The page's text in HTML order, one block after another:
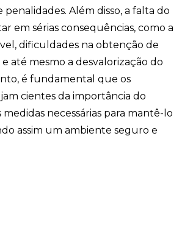
Além disso, a falta do
em sérias consequências, como a
dificuldades na obtenção de
e até mesmo a desvalorização do
é fundamental que os
cientes da importância do
medidas necessárias para mantê-lo
assim um ambiente seguro e